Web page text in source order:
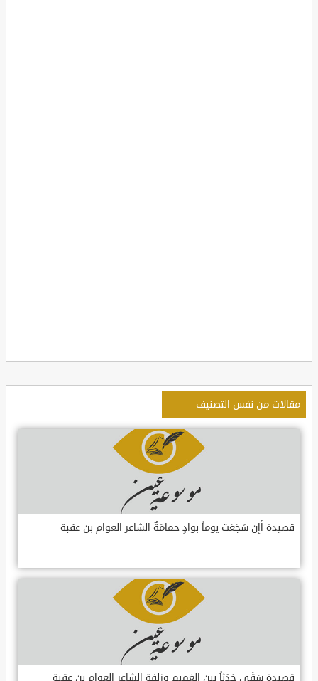
مقالات من نفس التصنيف
قصيدة أإن سَجَعَت يوماً بوادٍ حمامَةٌ الشاعر العوام بن عقبة
قصيدة سَقَى جَدَثاً بين الغميم وزلفةٍ الشاعر العوام بن عقبة